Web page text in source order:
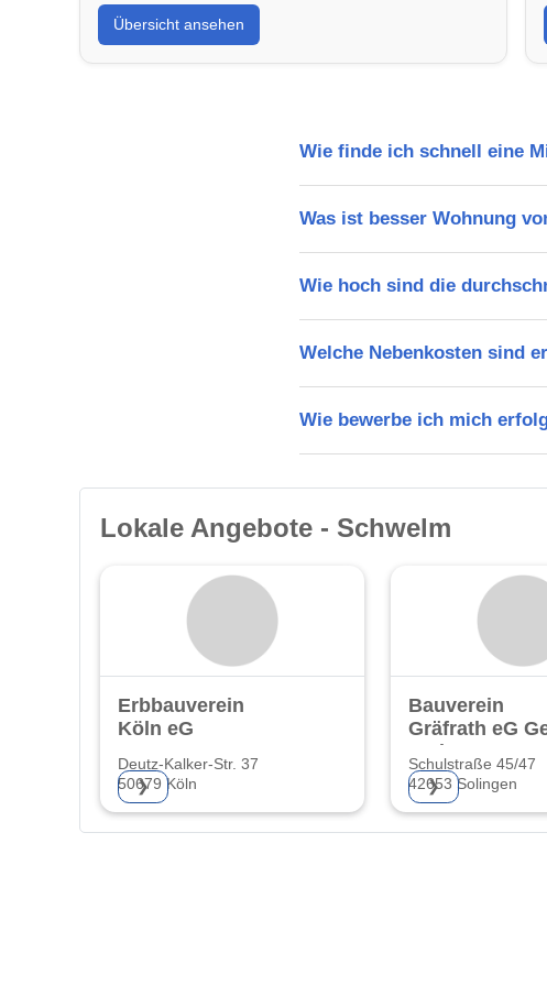
Übersicht ansehen
Wie finde ich schnell eine
Was ist besser Wohnung
Wie hoch sind die
Welche Nebenkosten sind
Wie bewerbe ich mich
Lokale Angebote - Schwelm
Erbbauverein
Köln eG
Deutz-Kalker-Str. 37
50679 Köln
❯
Bauverein
Gräfrath eG
Schulstraße 45/47
42653 Solingen
❯